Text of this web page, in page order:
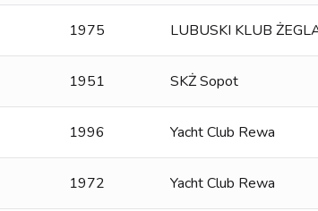
1975 LUBUSKI KLUB
1951 SKŻ Sopot
1996 Yacht Club Rewa
1972 Yacht Club Rewa